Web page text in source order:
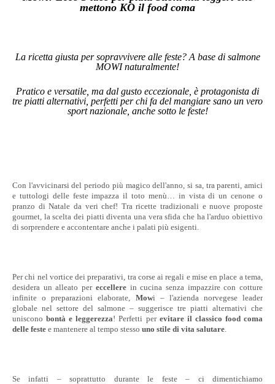
mettono KO il food coma
La ricetta giusta per sopravvivere alle feste? A base di salmone
MOWI naturalmente!
Pratico e versatile, ma dal gusto eccezionale, è protagonista di
tre piatti alternativi, perfetti per chi fa del mangiare sano un vero
sport nazionale, anche sotto le feste!
Con l'avvicinarsi del periodo più magico dell'anno, si sa, tra parenti, amici
e tuttologi delle feste impazza il toto menù… in vista di un cenone o
pranzo di Natale da veri chef! Tra ricette tradizionali e nuove proposte
gourmet, la scelta dei piatti diventa una vera sfida che ha l'arduo obiettivo
di sorprendere e accontentare anche i palati più esigenti.
Per chi nel vortice dei preparativi, tra corse ai regali e mise en place a tema,
desidera un alleato per eccellerein cucina senza impazzire con cotture
infinite o preparazioni elaborate, Mowi – l'azienda norvegese leader
globale nel settore del salmone – suggerisce tre piatti alternativi che
unisconobontà e leggerezza! Perfetti per evitare il classico food coma
delle feste e mantenere al tempo stesso uno stile di vita salutare.
Se infatti – soprattutto durante le feste – ci dimentichiamo